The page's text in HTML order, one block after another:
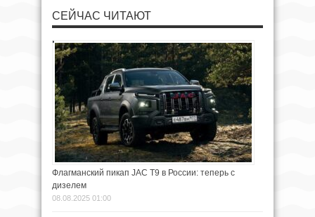
СЕЙЧАС ЧИТАЮТ
Флагманский пикап JAC T9 в России: теперь с
дизелем
08.08.2025 01:00